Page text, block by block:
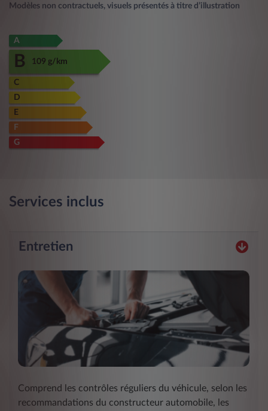
Modèles non contractuels, visuels présentés à titre d’illustration
A
B 109 g/km
C
D
E
F
G
Services inclus
Entretien
Comprend les contrôles réguliers du véhicule, selon les
recommandations du constructeur automobile, les